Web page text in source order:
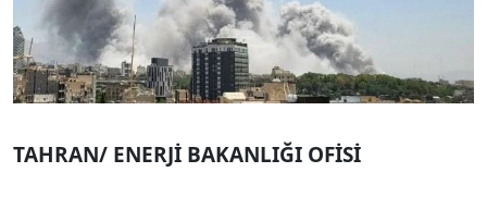
TAHRAN/ ENERJİ BAKANLIĞI OFİSİ